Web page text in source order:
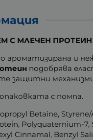
С МЛЕЧЕН ПРОТЕИН
ароматизирана и
подобрява
защитни
с помпа.
Betaine,
Polyquaternium-
Cinnamal, Benzyl